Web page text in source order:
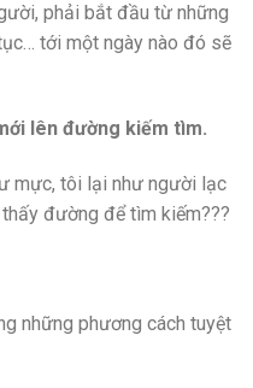
phải bắt đầu từ những
tới một ngày nào đó sẽ
lên đường kiếm tìm.
mực, tôi lại như người lạc
đường để tìm kiếm???
những phương cách tuyệt